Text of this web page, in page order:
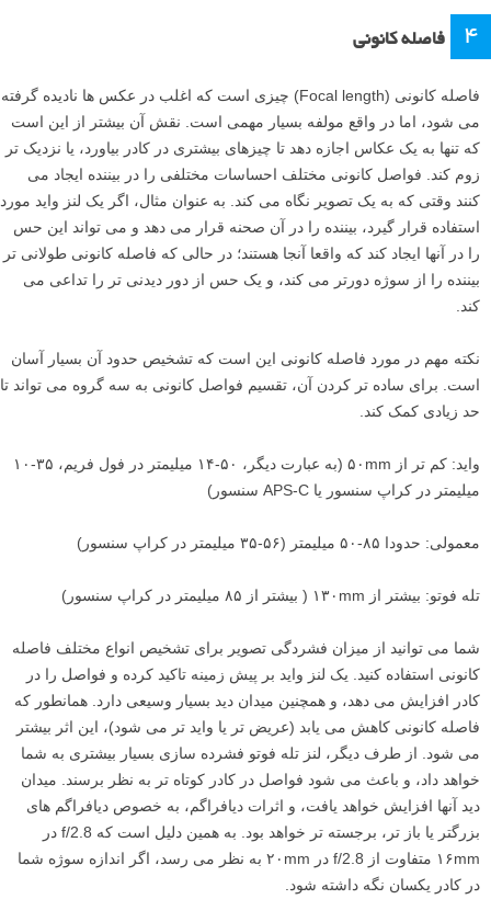
۴ فاصله کانونی
فاصله کانونی (Focal length) چیزی است که اغلب در عکس ها نادیده گرفته
می شود، اما در واقع مولفه بسیار مهمی است. نقش آن بیشتر از این است
که تنها به یک عکاس اجازه دهد تا چیزهای بیشتری در کادر بیاورد، یا نزدیک تر
زوم کند. فواصل کانونی مختلف احساسات مختلفی را در بیننده ایجاد می
کنند وقتی که به یک تصویر نگاه می کند. به عنوان مثال، اگر یک لنز واید مورد
استفاده قرار گیرد، بیننده را در آن صحنه قرار می دهد و می تواند این حس
را در آنها ایجاد کند که واقعا آنجا هستند؛ در حالی که فاصله کانونی طولانی تر
بیننده را از سوژه دورتر می کند، و یک حس از دور دیدنی تر را تداعی می
کند.
نکته مهم در مورد فاصله کانونی این است که تشخیص حدود آن بسیار آسان
است. برای ساده تر کردن آن، تقسیم فواصل کانونی به سه گروه می تواند تا
حد زیادی کمک کند.
واید: کم تر از ۵۰mm (به عبارت دیگر، ۵۰-۱۴ میلیمتر در فول فریم، ۳۵-۱۰
میلیمتر در کراپ سنسور یا APS-C سنسور)
معمولی: حدودا ۸۵-۵۰ میلیمتر (۵۶-۳۵ میلیمتر در کراپ سنسور)
تله فوتو: بیشتر از ۱۳۰mm ( بیشتر از ۸۵ میلیمتر در کراپ سنسور)
شما می توانید از میزان فشردگی تصویر برای تشخیص انواع مختلف فاصله
کانونی استفاده کنید. یک لنز واید بر پیش زمینه تاکید کرده و فواصل را در
کادر افزایش می دهد، و همچنین میدان دید بسیار وسیعی دارد. همانطور که
فاصله کانونی کاهش می یابد (عریض تر یا واید تر می شود)، این اثر بیشتر
می شود. از طرف دیگر، لنز تله فوتو فشرده سازی بسیار بیشتری به شما
خواهد داد، و باعث می شود فواصل در کادر کوتاه تر به نظر برسند. میدان
دید آنها افزایش خواهد یافت، و اثرات دیافراگم، به خصوص دیافراگم های
بزرگتر یا باز تر، برجسته تر خواهد بود. به همین دلیل است که f/2.8 در
۱۶mm متفاوت از f/2.8 در ۲۰mm به نظر می رسد، اگر اندازه سوژه شما
در کادر یکسان نگه داشته شود.